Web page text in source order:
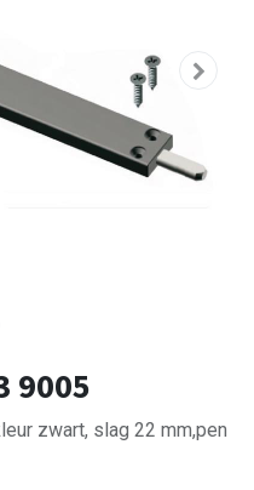
9005
zwart, slag 22 mm,pen